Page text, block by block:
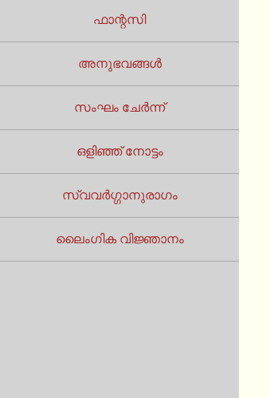
ഫാന്റസി
അനുഭവങ്ങൾ
സംഘം ചേർന്ന്
ഒളിഞ്ഞ് നോട്ടം
സ്വവർഗ്ഗാനുരാഗം
ലൈംഗിക വിജ്ഞാനം